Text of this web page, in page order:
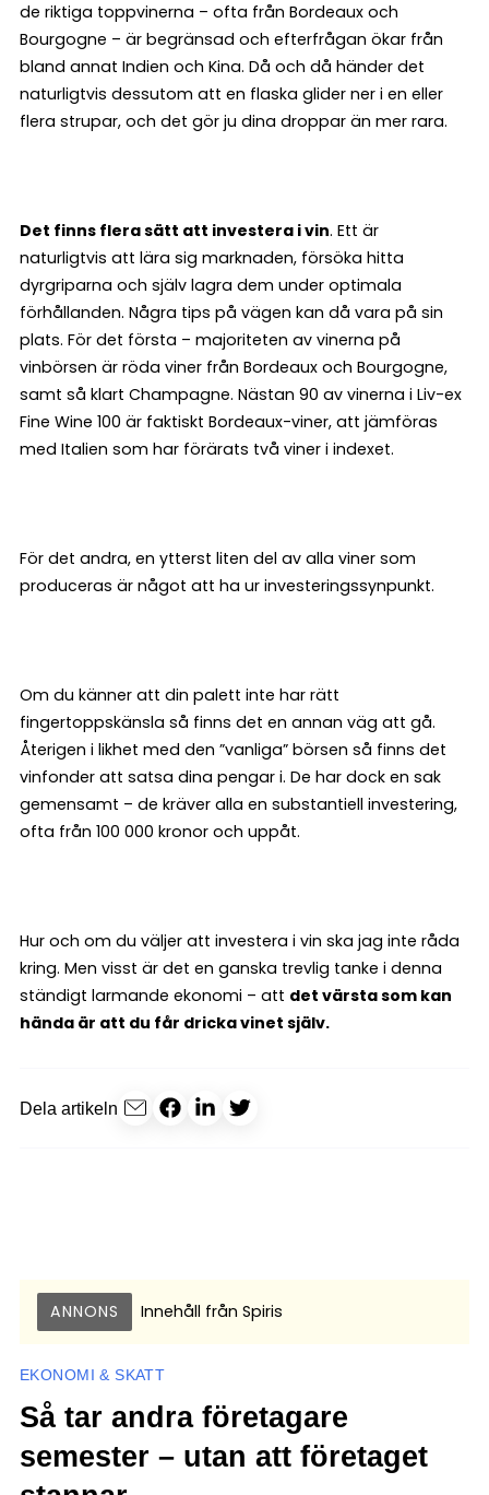
de riktiga toppvinerna – ofta från Bordeaux och
Bourgogne – är begränsad och efterfrågan ökar från
bland annat Indien och Kina. Då och då händer det
naturligtvis dessutom att en flaska glider ner i en eller
flera strupar, och det gör ju dina droppar än mer rara.
Det finns flera sätt att investera i vin. Ett är
naturligtvis att lära sig marknaden, försöka hitta
dyrgriparna och själv lagra dem under optimala
förhållanden. Några tips på vägen kan då vara på sin
plats. För det första – majoriteten av vinerna på
vinbörsen är röda viner från Bordeaux och Bourgogne,
samt så klart Champagne. Nästan 90 av vinerna i Liv-ex
Fine Wine 100 är faktiskt Bordeaux-viner, att jämföras
med Italien som har förärats två viner i indexet.
För det andra, en ytterst liten del av alla viner som
produceras är något att ha ur investeringssynpunkt.
Om du känner att din palett inte har rätt
fingertoppskänsla så finns det en annan väg att gå.
Återigen i likhet med den ”vanliga” börsen så finns det
vinfonder att satsa dina pengar i. De har dock en sak
gemensamt – de kräver alla en substantiell investering,
ofta från 100 000 kronor och uppåt.
Hur och om du väljer att investera i vin ska jag inte råda
kring. Men visst är det en ganska trevlig tanke i denna
ständigt larmande ekonomi – att det värsta som kan
hända är att du får dricka vinet själv.
Dela artikeln
ANNONS Innehåll från Spiris
EKONOMI & SKATT
Så tar andra företagare
semester – utan att företaget